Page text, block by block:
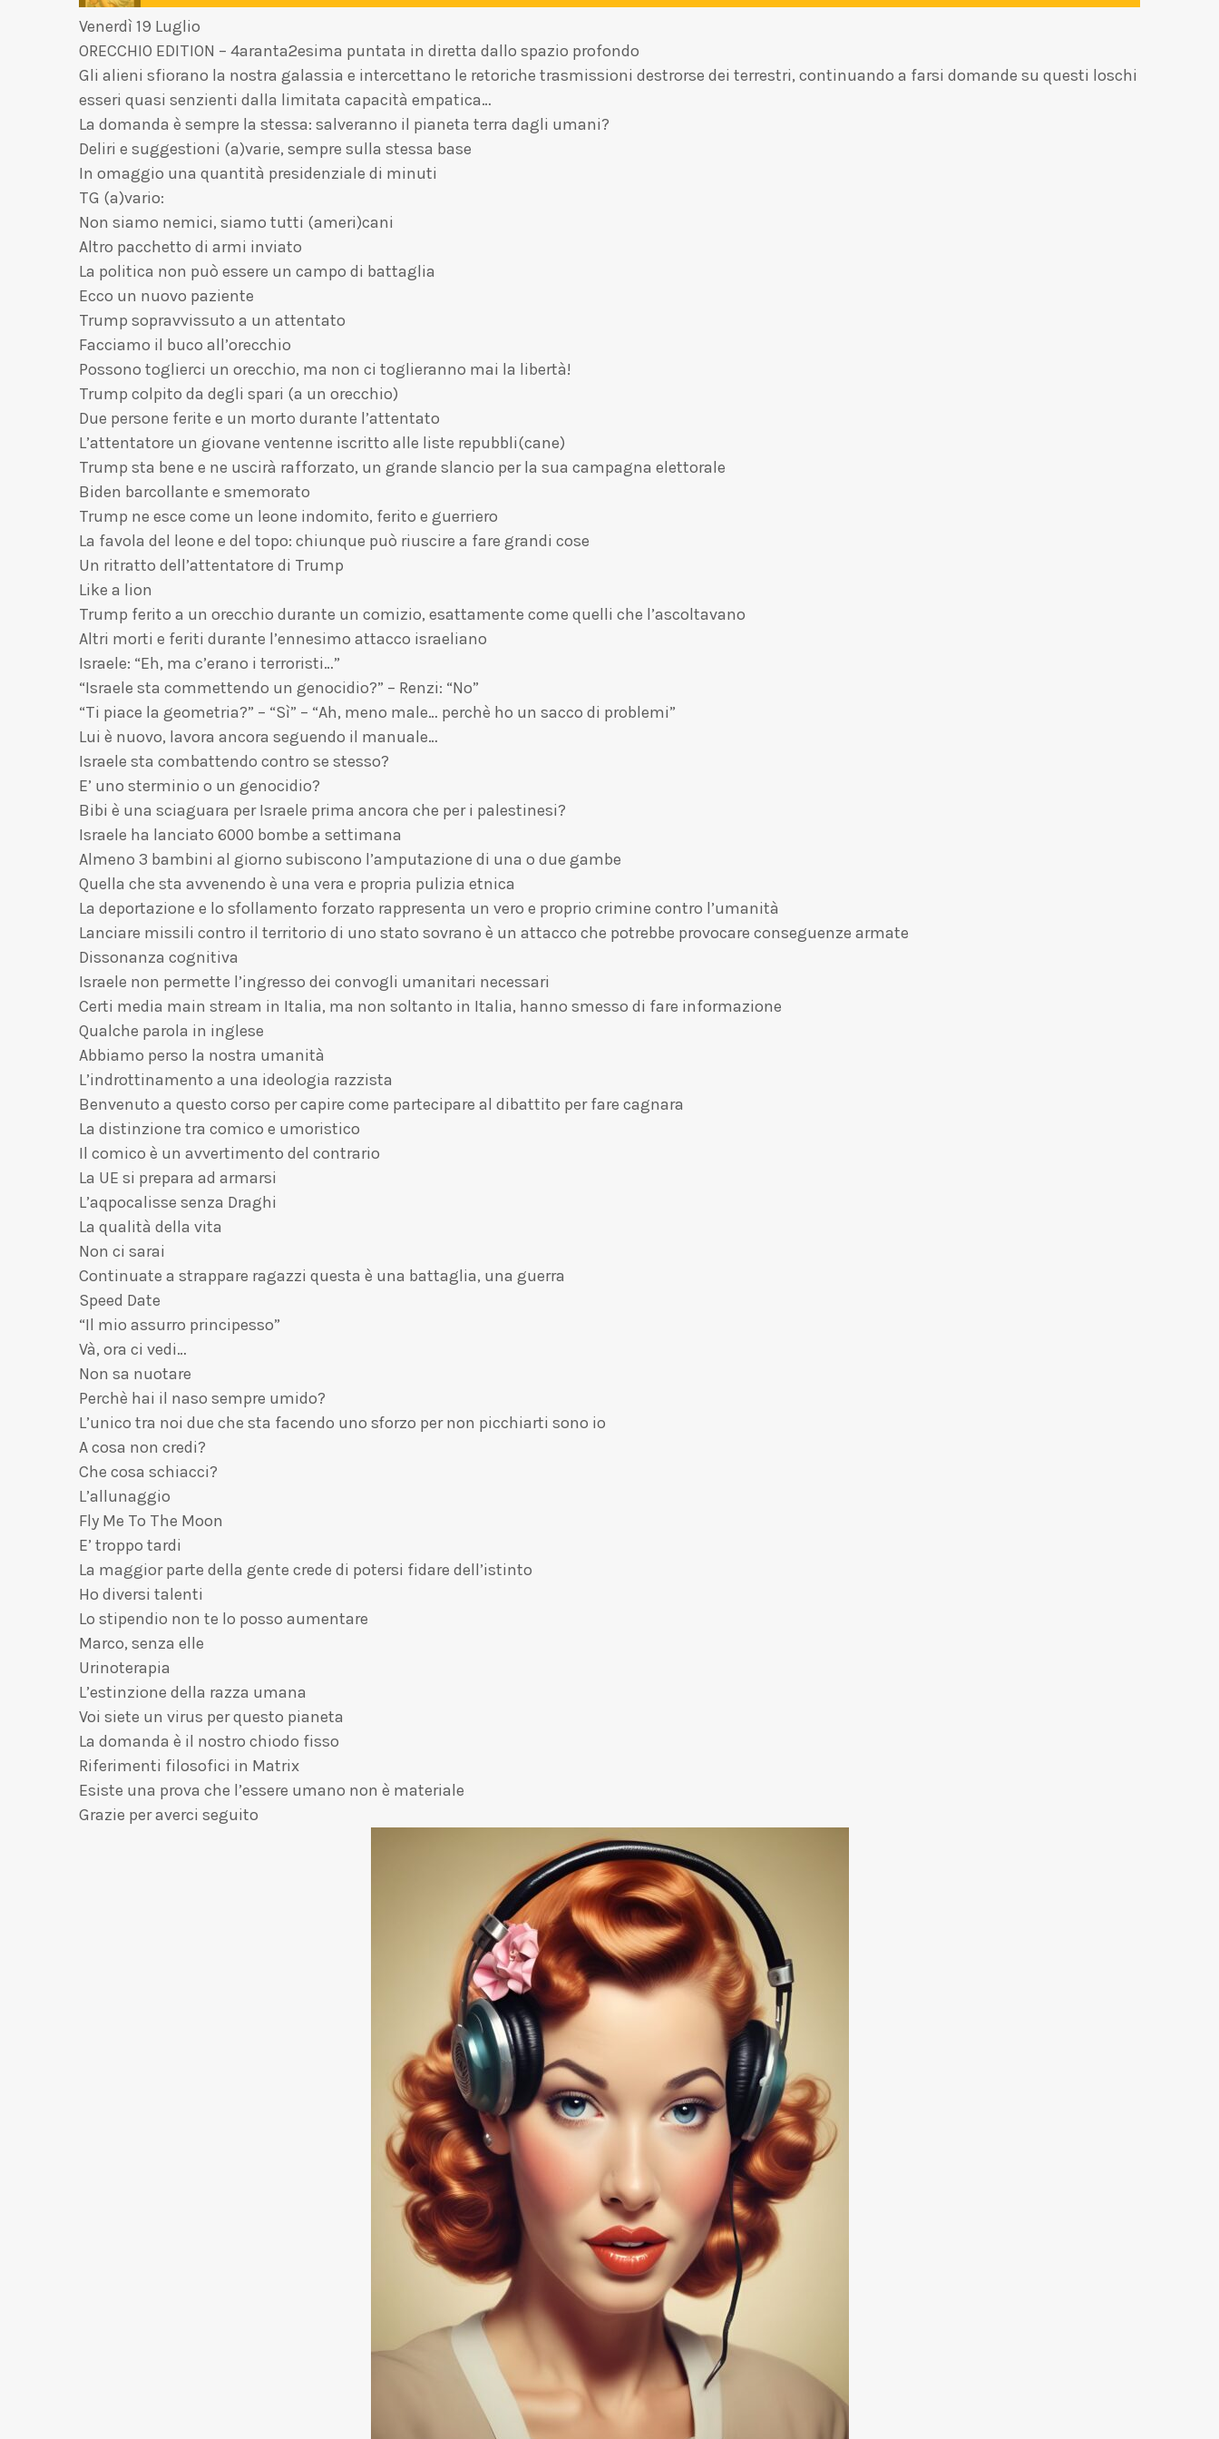
Venerdì 19 Luglio
ORECCHIO EDITION – 4aranta2esima puntata in diretta dallo spazio profondo
Gli alieni sfiorano la nostra galassia e intercettano le retoriche trasmissioni destrorse dei terrestri, continuando a farsi domande su questi loschi
esseri quasi senzienti dalla limitata capacità empatica…
La domanda è sempre la stessa: salveranno il pianeta terra dagli umani?
Deliri e suggestioni (a)varie, sempre sulla stessa base
In omaggio una quantità presidenziale di minuti
TG (a)vario:
Non siamo nemici, siamo tutti (ameri)cani
Altro pacchetto di armi inviato
La politica non può essere un campo di battaglia
Ecco un nuovo paziente
Trump sopravvissuto a un attentato
Facciamo il buco all’orecchio
Possono toglierci un orecchio, ma non ci toglieranno mai la libertà!
Trump colpito da degli spari (a un orecchio)
Due persone ferite e un morto durante l’attentato
L’attentatore un giovane ventenne iscritto alle liste repubbli(cane)
Trump sta bene e ne uscirà rafforzato, un grande slancio per la sua campagna elettorale
Biden barcollante e smemorato
Trump ne esce come un leone indomito, ferito e guerriero
La favola del leone e del topo: chiunque può riuscire a fare grandi cose
Un ritratto dell’attentatore di Trump
Like a lion
Trump ferito a un orecchio durante un comizio, esattamente come quelli che l’ascoltavano
Altri morti e feriti durante l’ennesimo attacco israeliano
Israele: “Eh, ma c’erano i terroristi…”
“Israele sta commettendo un genocidio?” – Renzi: “No”
“Ti piace la geometria?” – “Sì” – “Ah, meno male… perchè ho un sacco di problemi”
Lui è nuovo, lavora ancora seguendo il manuale…
Israele sta combattendo contro se stesso?
E’ uno sterminio o un genocidio?
Bibi è una sciaguara per Israele prima ancora che per i palestinesi?
Israele ha lanciato 6000 bombe a settimana
Almeno 3 bambini al giorno subiscono l’amputazione di una o due gambe
Quella che sta avvenendo è una vera e propria pulizia etnica
La deportazione e lo sfollamento forzato rappresenta un vero e proprio crimine contro l’umanità
Lanciare missili contro il territorio di uno stato sovrano è un attacco che potrebbe provocare conseguenze armate
Dissonanza cognitiva
Israele non permette l’ingresso dei convogli umanitari necessari
Certi media main stream in Italia, ma non soltanto in Italia, hanno smesso di fare informazione
Qualche parola in inglese
Abbiamo perso la nostra umanità
L’indrottinamento a una ideologia razzista
Benvenuto a questo corso per capire come partecipare al dibattito per fare cagnara
La distinzione tra comico e umoristico
Il comico è un avvertimento del contrario
La UE si prepara ad armarsi
L’aqpocalisse senza Draghi
La qualità della vita
Non ci sarai
Continuate a strappare ragazzi questa è una battaglia, una guerra
Speed Date
“Il mio assurro principesso”
Và, ora ci vedi…
Non sa nuotare
Perchè hai il naso sempre umido?
L’unico tra noi due che sta facendo uno sforzo per non picchiarti sono io
A cosa non credi?
Che cosa schiacci?
L’allunaggio
Fly Me To The Moon
E’ troppo tardi
La maggior parte della gente crede di potersi fidare dell’istinto
Ho diversi talenti
Lo stipendio non te lo posso aumentare
Marco, senza elle
Urinoterapia
L’estinzione della razza umana
Voi siete un virus per questo pianeta
La domanda è il nostro chiodo fisso
Riferimenti filosofici in Matrix
Esiste una prova che l’essere umano non è materiale
Grazie per averci seguito